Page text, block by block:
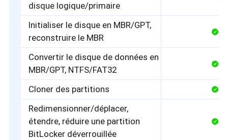
disque logique/primaire
Initialiser le disque en MBR/GPT,
reconstruire le MBR
Convertir le disque de données en
MBR/GPT, NTFS/FAT32
Cloner des partitions
Redimensionner/déplacer,
étendre, réduire une partition
BitLocker déverrouillée